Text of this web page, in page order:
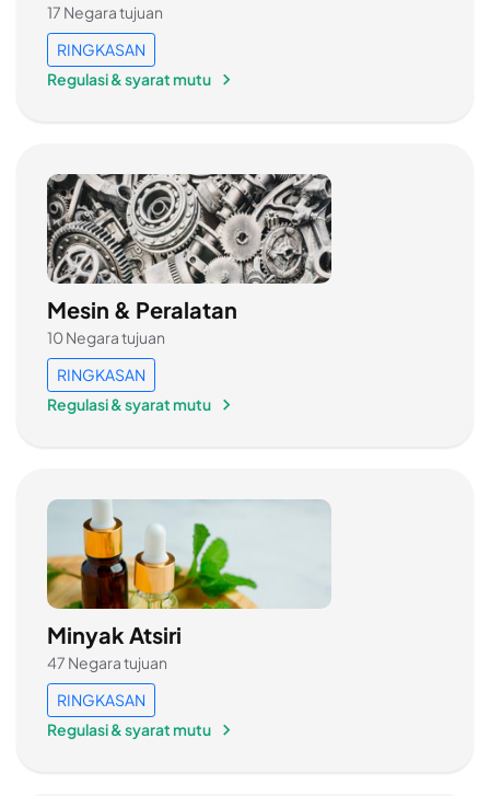
17 Negara tujuan
RINGKASAN
Regulasi & syarat mutu
Mesin & Peralatan
10 Negara tujuan
RINGKASAN
Regulasi & syarat mutu
Minyak Atsiri
47 Negara tujuan
RINGKASAN
Regulasi & syarat mutu